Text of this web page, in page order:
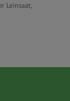
Leinsaat,